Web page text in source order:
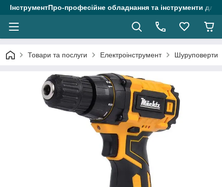
ІнструментПро-професійне обладнання та інструменти для
Товари та послуги Електроінструмент Шуруповерти